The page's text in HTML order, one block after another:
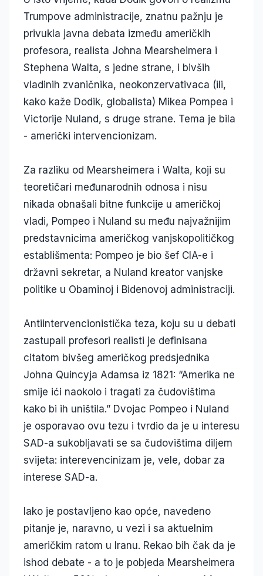
Trumpove administracije, znatnu pažnju je
privukla javna debata između američkih
profesora, realista Johna Mearsheimera i
Stephena Walta, s jedne strane, i bivših
vladinih zvaničnika, neokonzervativaca (ili,
kako kaže Dodik, globalista) Mikea Pompea i
Victorije Nuland, s druge strane. Tema je bila
- američki intervencionizam.
Za razliku od Mearsheimera i Walta, koji su
teoretičari međunarodnih odnosa i nisu
nikada obnašali bitne funkcije u američkoj
vladi, Pompeo i Nuland su među najvažnijim
predstavnicima američkog vanjskopolitičkog
establišmenta: Pompeo je bio šef CIA-e i
državni sekretar, a Nuland kreator vanjske
politike u Obaminoj i Bidenovoj administraciji.
Antiintervencionistička teza, koju su u debati
zastupali profesori realisti je definisana
citatom bivšeg američkog predsjednika
Johna Quincyja Adamsa iz 1821: “Amerika ne
smije ići naokolo i tragati za čudovištima
kako bi ih uništila.” Dvojac Pompeo i Nuland
je osporavao ovu tezu i tvrdio da je u interesu
SAD-a sukobljavati se sa čudovištima diljem
svijeta: interevencinizam je, vele, dobar za
interese SAD-a.
Iako je postavljeno kao opće, navedeno
pitanje je, naravno, u vezi i sa aktuelnim
američkim ratom u Iranu. Rekao bih čak da je
ishod debate - a to je pobjeda Mearsheimera